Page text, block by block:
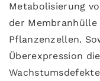
Metabolisierung
der
Pflanzenzellen.
Überexpression